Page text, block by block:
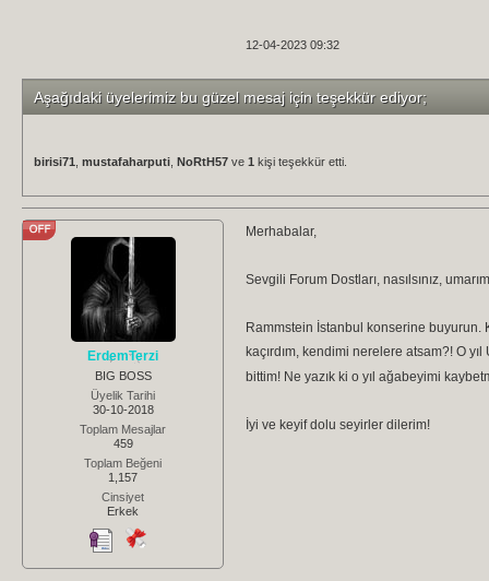
12-04-2023 09:32
Aşağıdaki üyelerimiz bu güzel mesaj için teşekkür ediyor;
birisi71 mustafaharputi NoRtH57 ve 1 kişi teşekkür etti.
ErdemTerzi
BIG BOSS
Üyelik Tarihi
30-10-2018
Toplam Mesajlar
459
Toplam Beğeni
1,157
Cinsiyet
Erkek
Merhabalar,
Sevgili Forum Dostları, nasılsınız,
Rammstein İstanbul konserine buyurun.
kaçırdım, kendimi nerelere atsam?! O
bittim! Ne yazık ki o yıl ağabeyimi
İyi ve keyif dolu seyirler dilerim!